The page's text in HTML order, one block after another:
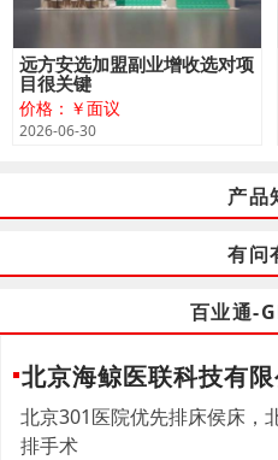
远方安选加盟副业增收选对项
目很关键
价格：￥面议
2026-06-30
产品
有问
百业通-
北京海鲸医联科技有限
北京301医院优先排床侯床，
排手术